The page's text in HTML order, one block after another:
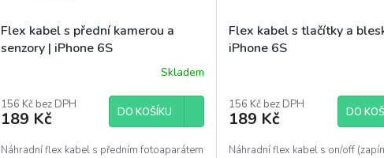
k
t
Flex kabel s přední kamerou a
senzory | iPhone 6S
Skladem
156 Kč bez DPH
189 Kč DO KOŠÍKU
Náhradní flex kabel s předním fotoaparátem
Flex kabel s tlačítky a
iPhone 6S
produktu
je
z
156 Kč bez DPH
189 Kč DO
Náhradní flex kabel s on/off